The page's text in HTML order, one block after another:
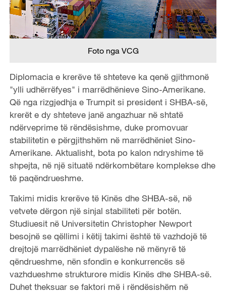
Foto nga VCG
Diplomacia e krerëve të shteteve ka qenë gjithmonë
"ylli udhërrëfyes" i marrëdhënieve Sino-Amerikane.
Që nga rizgjedhja e Trumpit si president i SHBA-së,
krerët e dy shteteve janë angazhuar në shtatë
ndërveprime të rëndësishme, duke promovuar
stabilitetin e përgjithshëm në marrëdhëniet Sino-
Amerikane. Aktualisht, bota po kalon ndryshime të
shpejta, në një situatë ndërkombëtare komplekse dhe
të paqëndrueshme.
Takimi midis krerëve të Kinës dhe SHBA-së, në
vetvete dërgon një sinjal stabiliteti për botën.
Studiuesit në Universitetin Christopher Newport
besojnë se qëllimi i këtij takimi është të vazhdojë të
drejtojë marrëdhëniet dypalëshe në mënyrë të
qëndrueshme, nën sfondin e konkurrencës së
vazhdueshme strukturore midis Kinës dhe SHBA-së.
Duhet theksuar se faktori më i rëndësishëm në